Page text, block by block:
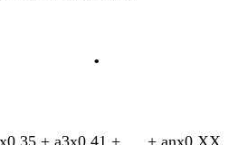
.
+ а3х0,41 + .... + anх0,ХХ,